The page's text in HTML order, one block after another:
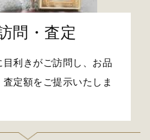
問・査定
目利きがご訪問し、お品
定額をご提示いたしま